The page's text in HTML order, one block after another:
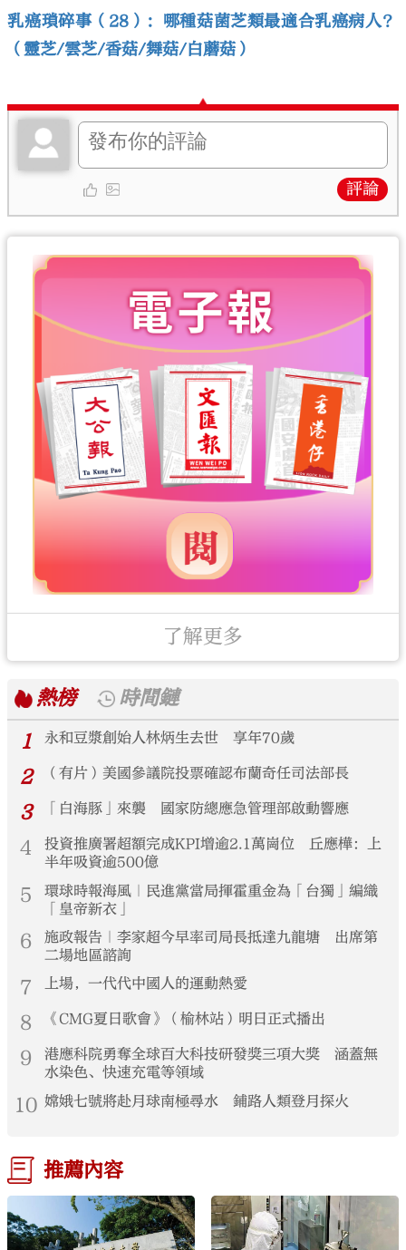
乳癌瑣碎事（28）：哪種菇菌芝類最適合乳癌病人？
（靈芝/雲芝/香菇/舞菇/白蘑菇）
評論
了解更多
熱榜
時間鏈
1
永和豆漿創始人林炳生去世 享年70歲
2 （有片）美國參議院投票確認布蘭奇任司法部長
3 「白海豚」來襲 國家防總應急管理部啟動響應
4
投資推廣署超額完成KPI增逾2.1萬崗位 丘應樺：上
半年吸資逾500億
5
環球時報海風｜民進黨當局揮霍重金為「台獨」編織
「皇帝新衣」
6
施政報告｜李家超今早率司局長抵達九龍塘 出席第
二場地區諮詢
7 上場，一代代中國人的運動熱愛
8 《CMG夏日歌會》（榆林站）明日正式播出
9
港應科院勇奪全球百大科技研發獎三項大獎 涵蓋無
水染色、快速充電等領域
10 嫦娥七號將赴月球南極尋水 鋪路人類登月探火
推薦內容